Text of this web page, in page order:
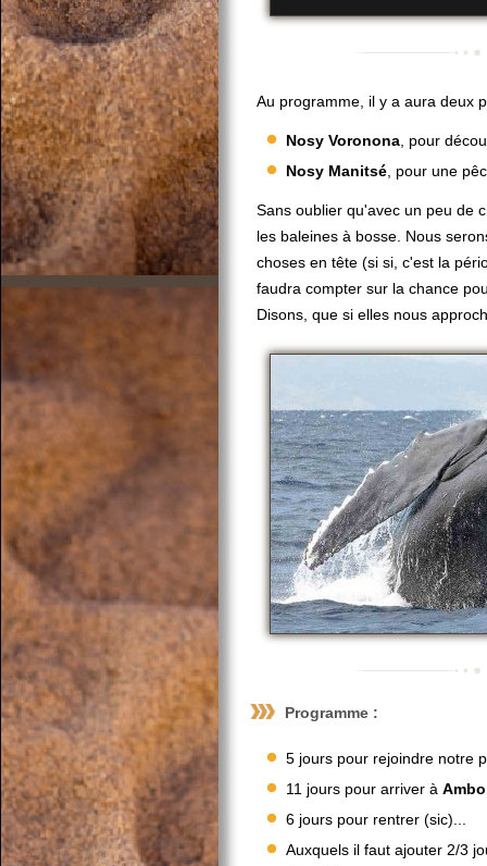
Au programme, il y a aura deux
Nosy Voronona , pour
Nosy Manitsé , pour une
Sans oublier qu'avec un peu de
les baleines à bosse. Nous
choses en tête (si si, c'est la
faudra compter sur la chance
Disons, que si elles nous
Programme :
5 jours pour rejoindre notre
11 jours pour arriver à
6 jours pour rentrer (sic)...
Auxquels il faut ajouter 2/3